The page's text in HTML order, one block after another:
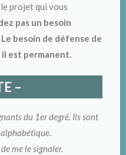
projet qui vous
pas un besoin
Le besoin de défense de
est permanent.
–
du 1er degré. Ils sont
me le signaler.